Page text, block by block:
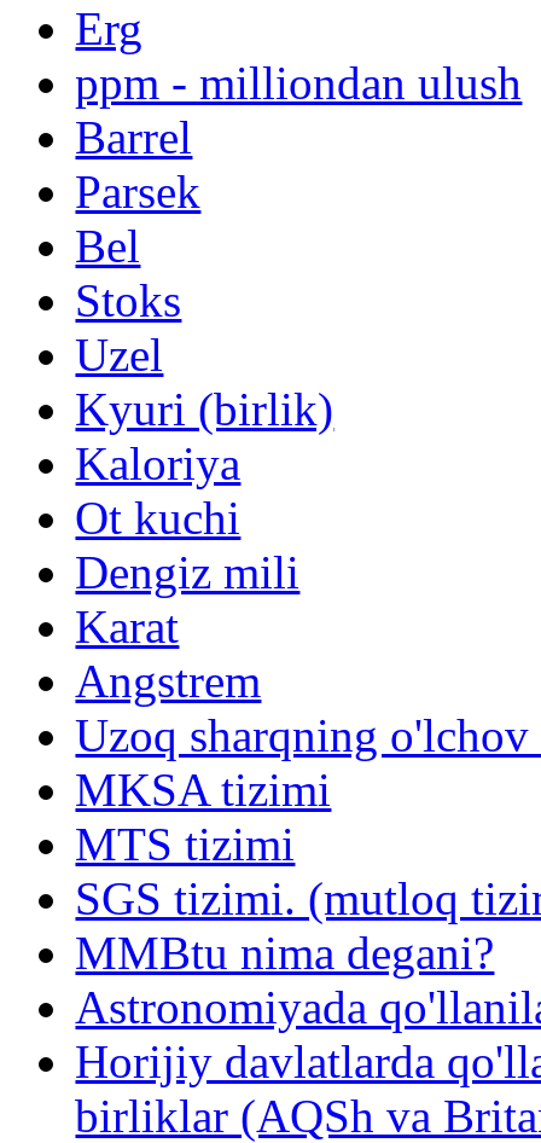
Erg
ppm - milliondan ulush
Barrel
Parsek
Bel
Stoks
Uzel
Kyuri (birlik)
Kaloriya
Ot kuchi
Dengiz mili
Karat
Angstrem
Uzoq sharqning
MKSA tizimi
MTS tizimi
SGS tizimi. (mutloq
MMBtu nima degani?
Astronomiyada
Horijiy davlatlarda
birliklar (AQSh va